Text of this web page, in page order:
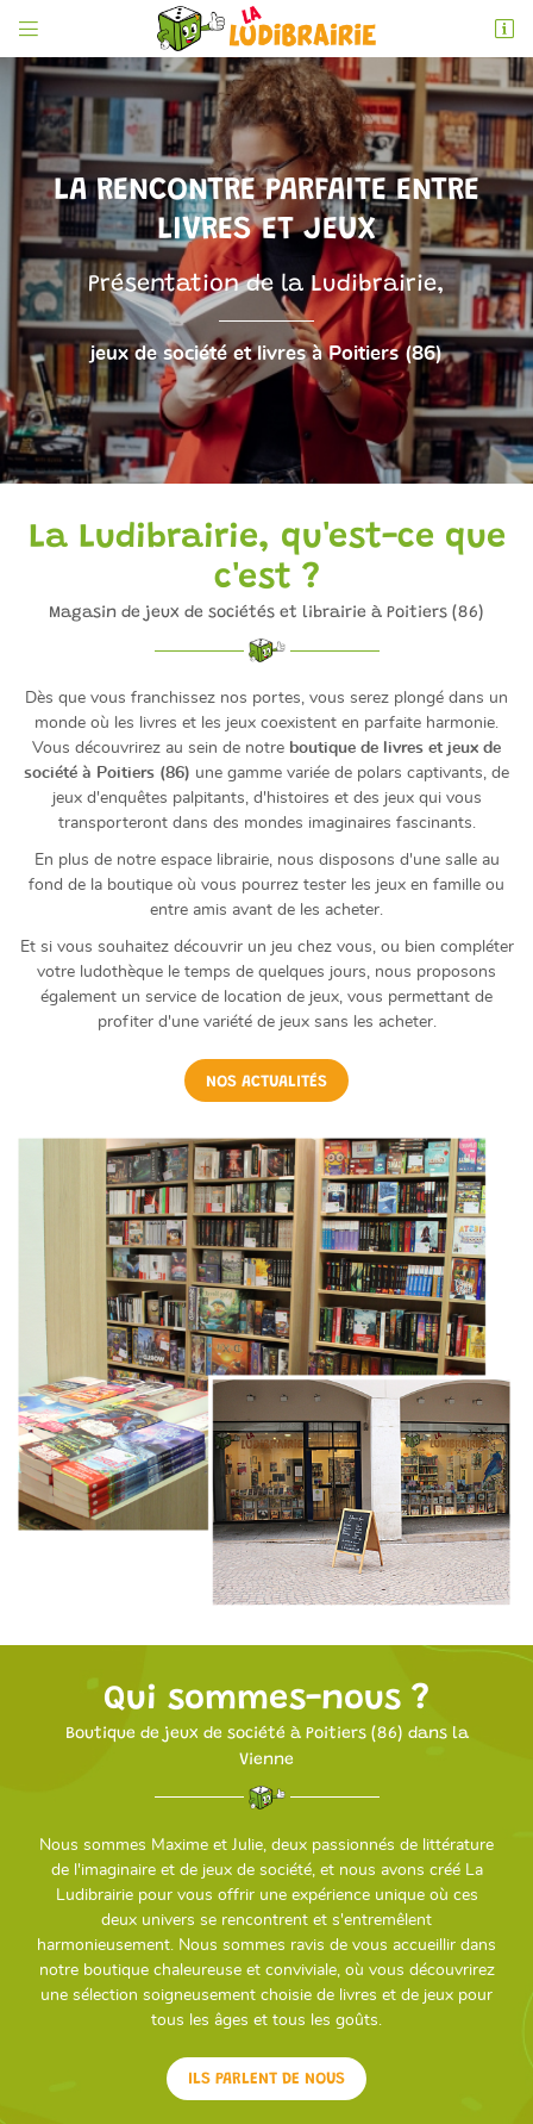

SERVICES

Une
Restez
INSCRIPTION
86000 Poitiers
05 49 52 83 74
 Adresse email de réception
En cochant cette case, vous consentez à recevoir nos propositions commerciales à
l'adresse email indiqué ci-dessus. Vous pouvez vous désinscrire à tout moment en
utilisant
le formulaire de désinscription
LA RENCONTRE PARFAITE ENTRE
LIVRES ET JEUX
Présentation de la Ludibrairie,
jeux de société et livres à Poitiers (86)
La Ludibrairie, qu'est-ce que
c'est ?
Magasin de jeux de sociétés et librairie à Poitiers (86)
Dès que vous franchissez nos portes, vous serez plongé dans un
monde où les livres et les jeux coexistent en parfaite harmonie.
Vous découvrirez au sein de notre boutique de livres et jeux de
société à Poitiers (86) une gamme variée de polars captivants, de
jeux d'enquêtes palpitants, d'histoires et des jeux qui vous
transporteront dans des mondes imaginaires fascinants.
En plus de notre espace librairie, nous disposons d'une salle au
fond de la boutique où vous pourrez tester les jeux en famille ou
entre amis avant de les acheter.
Et si vous souhaitez découvrir un jeu chez vous, ou bien compléter
votre ludothèque le temps de quelques jours, nous proposons
également un service de location de jeux, vous permettant de
profiter d'une variété de jeux sans les acheter.
NOS ACTUALITÉS
Qui sommes-nous ?
Boutique de jeux de société à Poitiers (86) dans la
Vienne
Nous sommes Maxime et Julie, deux passionnés de littérature
de l'imaginaire et de jeux de société, et nous avons créé La
Ludibrairie pour vous offrir une expérience unique où ces
deux univers se rencontrent et s'entremêlent
harmonieusement. Nous sommes ravis de vous accueillir dans
notre boutique chaleureuse et conviviale, où vous découvrirez
une sélection soigneusement choisie de livres et de jeux pour
tous les âges et tous les goûts.
ILS PARLENT DE NOUS